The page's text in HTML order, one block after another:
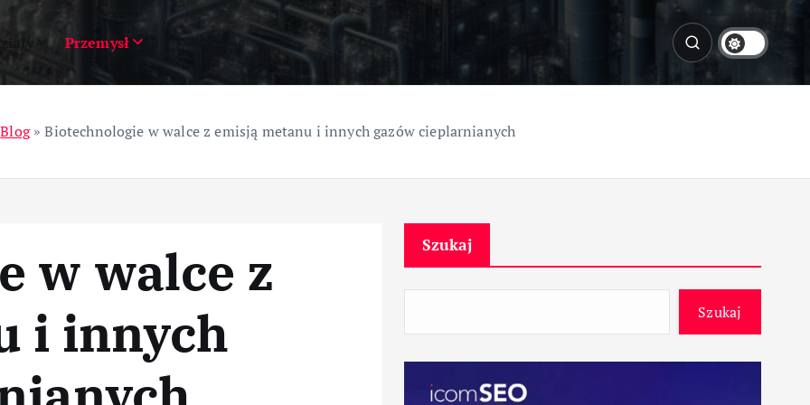
Przemysł
Blog»Biotechnologie w walce z emisją metanu i innych gazów cieplarnianych
w walce z
i innych
Szukaj
Szukaj